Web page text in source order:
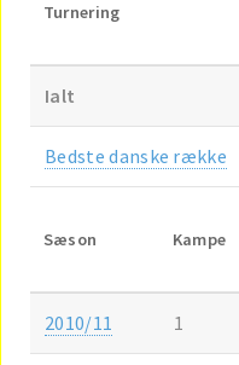
Turnering
Ialt
Bedste danske række
Sæson Kampe
2010/11 1